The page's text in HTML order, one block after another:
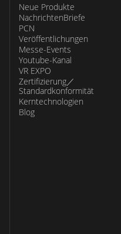
Neue Produkte
NachrichtenBriefe
PCN
Veröffentlichungen
Messe-Events
Youtube-Kanal
VR EXPO
Zertifizierung／
Standardkonformität
Kerntechnologien
Blog